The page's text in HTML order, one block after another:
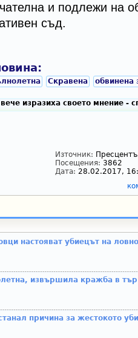
и подлежи на
съд.
Скравена обвинена
изразиха своето мнение -
Източник:
Посещения: 3862
Дата: 28.02.2017,
настояват убиецът на
извършила кражба в
причина за жестокото